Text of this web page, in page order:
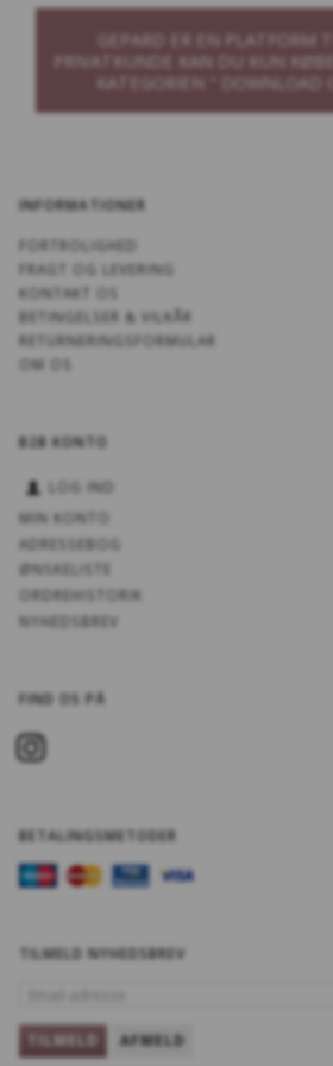
GEPARD ER EN PLATFORM
PRIVATKUNDE KAN DU KUN
KATEGORIEN " DOWNLOAD
INFORMATIONER
FORTROLIGHED
FRAGT OG LEVERING
KONTAKT OS
BETINGELSER & VILKÅR
RETURNERINGSFORMULAR
OM OS
B2B KONTO
LOG IND
MIN KONTO
ADRESSEBOG
ØNSKELISTE
ORDREHISTORIK
NYHEDSBREV
FIND OS PÅ
BETALINGSMETODER
TILMELD NYHEDSBREV
TILMELD AFMELD